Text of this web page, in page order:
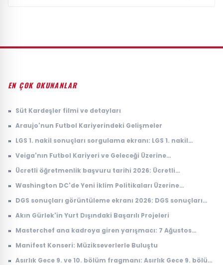
EN ÇOK OKUNANLAR
» Süt Kardeşler filmi ve detayları
» Araujo'nun Futbol Kariyerindeki Gelişmeler
» LGS 1. nakil sonuçları sorgulama ekranı: LGS 1. nakil
» Veiga'nın Futbol Kariyeri ve Geleceği Üzerine
» Ücretli öğretmenlik başvuru tarihi 2026: Ücretli
» Washington DC'de Yeni İklim Politikaları Üzerine
» DGS sonuçları görüntüleme ekranı 2026: DGS sonuçları
» Akın Gürlek'in Yurt Dışındaki Başarılı Projeleri
» Masterchef ana kadroya giren yarışmacı: 7 Ağustos
» Manifest Konseri: Müzikseverlerle Buluştu
» Asırlık Gece 9. ve 10. bölüm fragmanı: Asırlık Gece 9. bölüm